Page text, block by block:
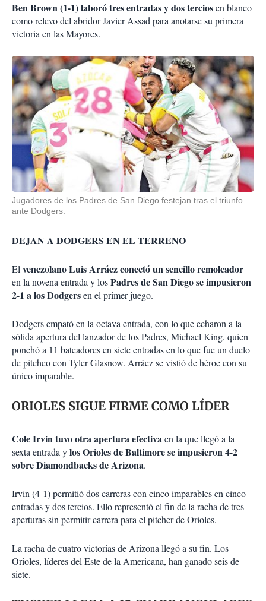
Ben Brown (1-1) laboró tres entradas y dos terciosen blanco
como relevo del abridor Javier Assad para anotarse su primera
victoria en las Mayores.
Jugadores de los Padres de San Diego festejan tras el triunfo
ante Dodgers.
DEJAN A DODGERS EN EL TERRENO
Elvenezolano Luis Arráez conectó un sencillo remolcador
en la novena entrada y losPadres de San Diego se impusieron
2-1 a los Dodgersen el primer juego.
Dodgers empató en la octava entrada, con lo que echaron a la
sólida apertura del lanzador de los Padres, Michael King, quien
ponchó a 11 bateadores en siete entradas en lo que fue un duelo
de pitcheo con Tyler Glasnow. Arráez se vistió de héroe con su
único imparable.
ORIOLES SIGUE FIRME COMO LÍDER
Cole Irvin tuvo otra apertura efectivaen la que llegó a la
sexta entrada ylos Orioles de Baltimore se impusieron 4-2
sobre Diamondbacks de Arizona.
Irvin (4-1) permitió dos carreras con cinco imparables en cinco
entradas y dos tercios. Ello representó el fin de la racha de tres
aperturas sin permitir carrera para el pitcher de Orioles.
La racha de cuatro victorias de Arizona llegó a su fin. Los
Orioles, líderes del Este de la Americana, han ganado seis de
siete.